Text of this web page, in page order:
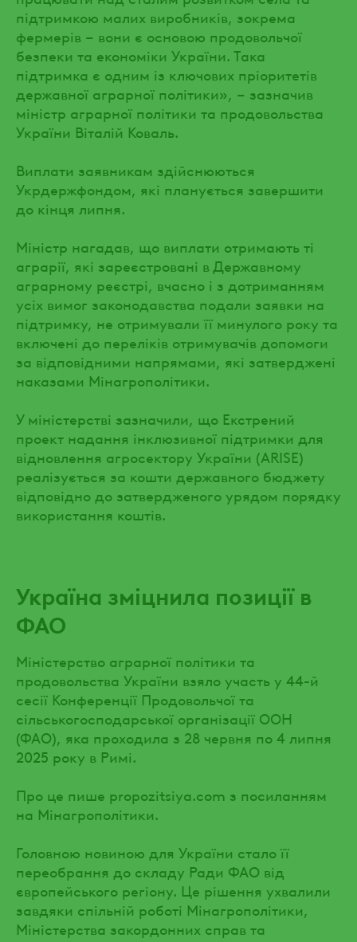
підтримкою малих виробників, зокрема
фермерів – вони є основою продовольчої
безпеки та економіки України. Така
підтримка є одним із ключових пріоритетів
державної аграрної політики», – зазначив
міністр аграрної політики та продовольства
України Віталій Коваль.
Виплати заявникам здійснюються
Укрдержфондом, які планується завершити
до кінця липня.
Міністр нагадав, що виплати отримають ті
аграрії, які зареєстровані в Державному
аграрному реєстрі, вчасно і з дотриманням
усіх вимог законодавства подали заявки на
підтримку, не отримували її минулого року та
включені до переліків отримувачів допомоги
за відповідними напрямами, які затверджені
наказами Мінагрополітики.
У міністерстві зазначили, що Екстрений
проект надання інклюзивної підтримки для
відновлення агросектору України (ARISE)
реалізується за кошти державного бюджету
відповідно до затвердженого урядом порядку
використання коштів.
Україна зміцнила позиції в
ФАО
Міністерство аграрної політики та
продовольства України взяло участь у 44-й
сесії Конференції Продовольчої та
сільськогосподарської організації ООН
(ФАО), яка проходила з 28 червня по 4 липня
2025 року в Римі.
Про це пише propozitsiya.com з посиланням
на Мінагрополітики.
Головною новиною для України стало її
переобрання до складу Ради ФАО від
європейського регіону. Це рішення ухвалили
завдяки спільній роботі Мінагрополітики,
Міністерства закордонних справ та